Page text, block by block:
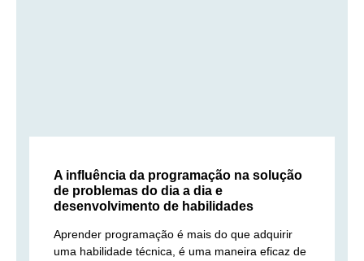
A influência da programação na solução
de problemas do dia a dia e
desenvolvimento de habilidades
Aprender programação é mais do que adquirir
uma habilidade técnica, é uma maneira eficaz de